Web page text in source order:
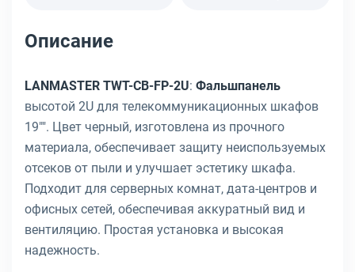
Описание
LANMASTER TWT-CB-FP-2U: Фальшпанель
высотой 2U для телекоммуникационных шкафов
19"". Цвет черный, изготовлена из прочного
материала, обеспечивает защиту неиспользуемых
отсеков от пыли и улучшает эстетику шкафа.
Подходит для серверных комнат, дата-центров и
офисных сетей, обеспечивая аккуратный вид и
вентиляцию. Простая установка и высокая
надежность.